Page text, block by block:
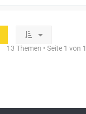
13 Themen • Seite 1 von 1